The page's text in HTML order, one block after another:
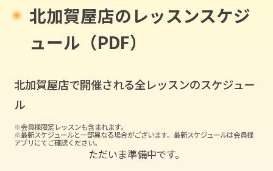
北加賀屋店のレッスンスケジ
ュール（PDF）
北加賀屋店で開催される全レッスンのスケジュー
ル
※会員様限定レッスンも含まれます。
※最新スケジュールと一部異なる場合がございます。最新スケジュールは会員様
アプリにてご確認ください。
ただいま準備中です。